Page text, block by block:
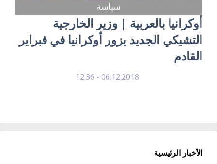
سياسة
أوكرانيا بالعربية | وزير الخارجية
التشيكي الجديد يزور أوكرانيا في فبراير
القادم
06.12.2018 - 12:36
الأخبار الرئيسية